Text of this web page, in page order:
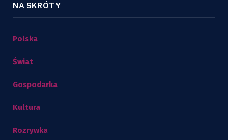
NA SKRÓTY
Polska
Świat
Gospodarka
Kultura
Rozrywka